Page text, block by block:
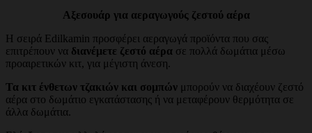
Αξεσουάρ για αεραγωγούς ζεστού αέρα
Η σειρά Edilkamin προσφέρει αεραγωγά προϊόντα που σας
επιτρέπουν να διανέμετε ζεστό αέρα σε πολλά δωμάτια μέσω
προαιρετικών κιτ, για μέγιστη άνεση.
Τα κιτ ένθετων τζακιών και σομπών μπορούν να διαχέουν ζεστό
αέρα στο δωμάτιο εγκατάστασης ή να μεταφέρουν θερμότητα σε
άλλα δωμάτια.